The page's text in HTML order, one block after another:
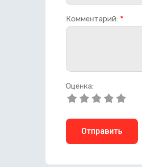
Комментарий: *
Оценка:
Отправить